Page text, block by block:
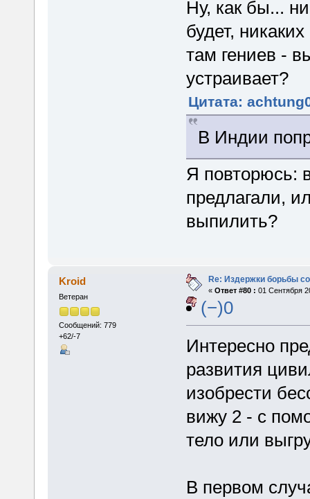
Ну, как бы...
будет,
там гениев -
устраивает?
Цитата:
В Индии
Я повторюсь:
предлагали,
выпилить?
Kroid
Ветеран
Сообщений: 779
+62/-7
Re: Издержки борьбы
« Ответ #80 : 01 Сентября
(−)0
Интересно
развития
изобрести
вижу 2 - с
тело или
В первом